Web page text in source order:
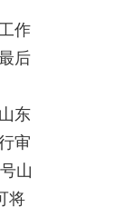
作
后
东
审
山
将